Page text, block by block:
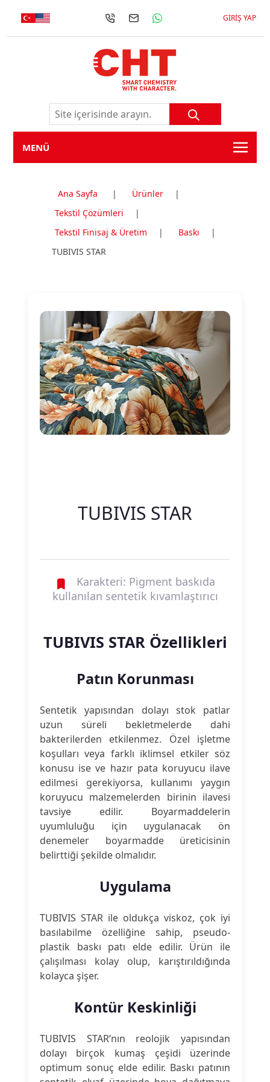
GIRIŞ YAP
MENÜ
Ana Sayfa | Ürünler
|
Tekstil Çözümleri
|
Tekstil Finisaj & Üretim
| Baskı
|
TUBIVIS STAR
TUBIVIS STAR
Karakteri: Pigment baskıda
kullanılan sentetik kıvamlaştırıcı
TUBIVIS STAR Özellikleri
Patın Korunması
Sentetik yapısından dolayı stok patlar
uzun süreli bekletmelerde dahi
bakterilerden etkilenmez. Özel işletme
koşulları veya farklı iklimsel etkiler söz
konusu ise ve hazır pata koruyucu ilave
edilmesi gerekiyorsa, kullanımı yaygın
koruyucu malzemelerden birinin ilavesi
tavsiye edilir. Boyarmaddelerin
uyumluluğu için uygulanacak ön
denemeler boyarmadde üreticisinin
belirttiği şekilde olmalıdır.
Uygulama
TUBIVIS STAR ile oldukça viskoz, çok iyi
basılabilme özelliğine sahip, pseudo-
plastik baskı patı elde edilir. Ürün ile
çalışılması kolay olup, karıştırıldığında
kolayca şişer.
Kontür Keskinliği
TUBIVIS STAR’nın reolojik yapısından
dolayı birçok kumaş çeşidi üzerinde
optimum sonuç elde edilir. Baskı patının